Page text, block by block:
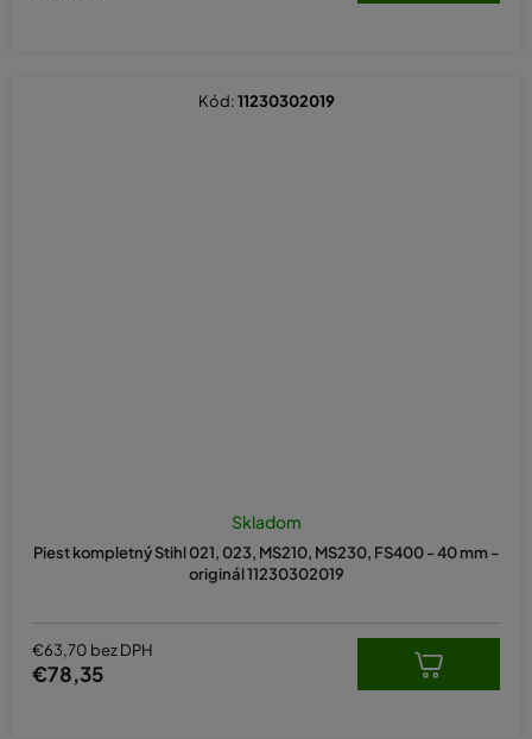
Piest kompletný Stihl 021, 023, MS210, MS230, FS400 - 40 mm -
originál 11230302019
Skladom
€63,70 bez DPH
€78,35
Kód:11230302019